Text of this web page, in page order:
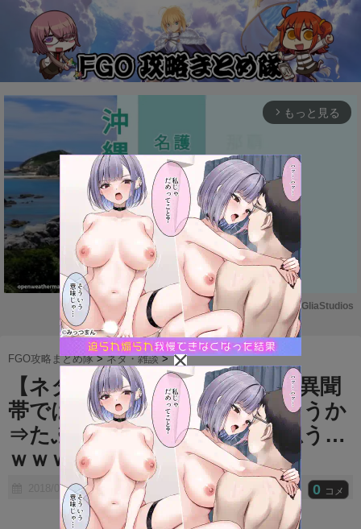
arrow_forward_ios もっと見る
M
u
t
e
Powered by GliaStudios
FGO攻略まとめ隊 >ネタ・雑談 >
【ネタ】fgoが流行らなかった異聞
帯では月R発売されてたのだろうか
⇒たぶん別のfate始めてたと思う…
ｗｗｗｗ
2018/08/07 0 コメ